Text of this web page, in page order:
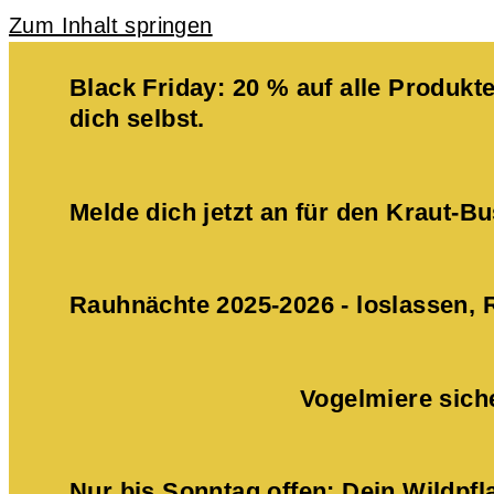
Zum Inhalt springen
Black Friday: 20 % auf alle
dich selbst.
Melde dich jetzt an für den Kraut-
Rauhnächte 2025-2026 -
Vogelmiere